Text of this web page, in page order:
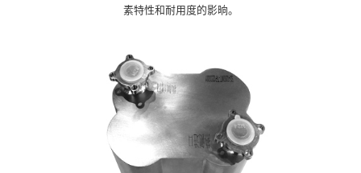
素特性和耐用度的影晌。